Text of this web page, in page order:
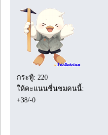
กระทู้: 220
ให้คะแนนชื่นชมคนนี้:
+38/-0